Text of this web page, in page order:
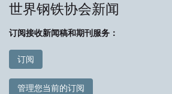
世界钢铁协会新闻
订阅接收新闻稿和期刊服务：
订阅
管理您当前的订阅